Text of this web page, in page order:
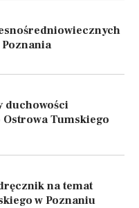
duchowości
Tumskiego
na temat
w Poznaniu